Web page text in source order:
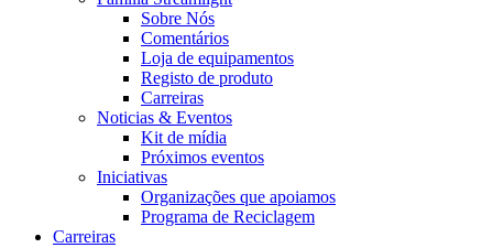
Sobre Nós
Comentários
Loja de equipamentos
Registo de produto
Carreiras
Noticias & Eventos
Kit de mídia
Próximos eventos
Iniciativas
Organizações que apoiamos
Programa de Reciclagem
Carreiras